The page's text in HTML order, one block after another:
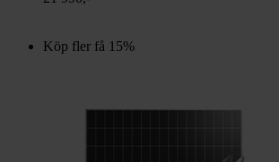
Köp fler få 15%